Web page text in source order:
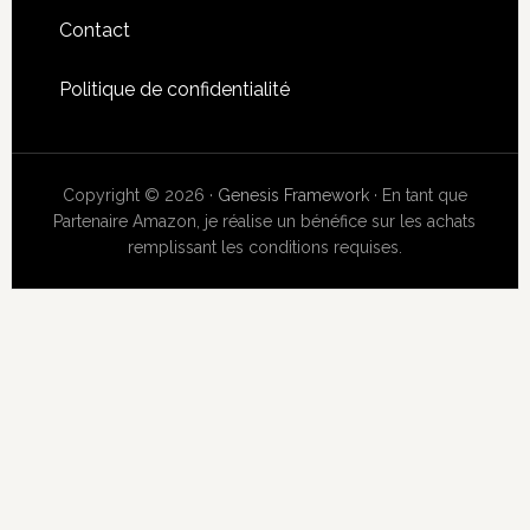
Contact
Politique de confidentialité
Copyright © 2026 · Genesis Framework· En tant que
Partenaire Amazon, je réalise un bénéfice sur les achats
remplissant les conditions requises.